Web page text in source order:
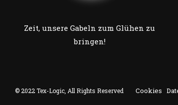
Zeit, unsere Gabeln zum Glühen zu
bringen!
© 2022Tex-Logic , All Rights Reserved Cookies